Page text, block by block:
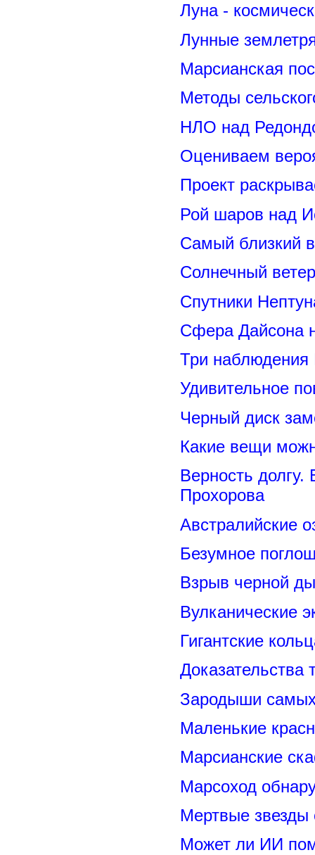
Луна -
Лунные
Марсианская
Методы
НЛО над
Оцениваем
Проект
Рой шаров над
Самый близкий
Солнечный
Спутники
Сфера Дайсона
Три
Удивительное
Черный диск
Какие вещи
Верность
Прохорова
Австралийские
Безумное
Взрыв черной
Вулканические
Гигантские
Доказательства
Зародыши самых
Маленькие
Марсианские
Марсоход
Мертвые звезды
Может ли ИИ